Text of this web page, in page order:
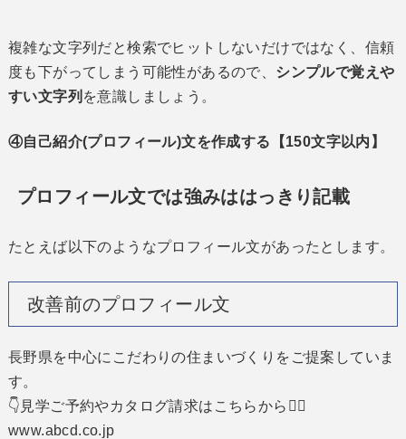
複雑な文字列だと検索でヒットしないだけではなく、信頼
度も下がってしまう可能性があるので、 シンプルで覚えや
すい文字列 を意識しましょう。
④自己紹介(プロフィール)文を作成する【150文字以内】
プロフィール文では強みははっきり記載
たとえば以下のようなプロフィール文があったとします。
改善前のプロフィール文
長野県を中心にこだわりの住まいづくりをご提案していま
す。
👇見学ご予約やカタログ請求はこちらから💁‍♀️
www.abcd.co.jp